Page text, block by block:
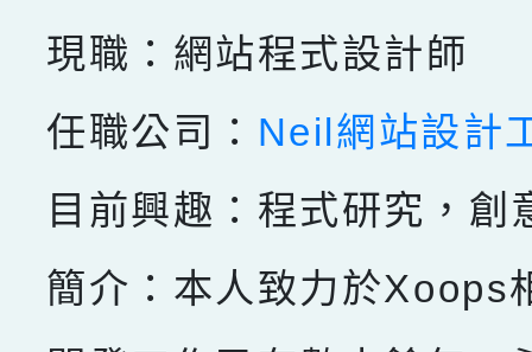
現職：網站程式設計師
任職公司： Neil網站設計
目前興趣：程式研究，創
簡介：本人致力於Xoops